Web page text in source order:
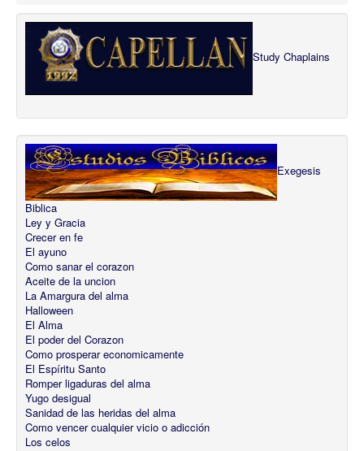
Study Chaplains
Exegesis
Biblica
Ley y Gracia
Crecer en fe
El ayuno
Como sanar el corazon
Aceite de la uncion
La Amargura del alma
Halloween
El Alma
El poder del Corazon
Como prosperar economicamente
El Espíritu Santo
Romper ligaduras del alma
Yugo desigual
Sanidad de las heridas del alma
Como vencer cualquier vicio o adicción
Los celos